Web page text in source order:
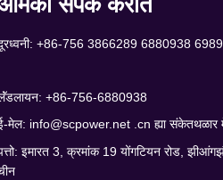
+86-756 3866289 6880938
+86-756-6880938
मेल: info@scpower.net .cn ह्या संकेतथळार
इमारत 3, क्रमांक 19 योंगटियन रोड,